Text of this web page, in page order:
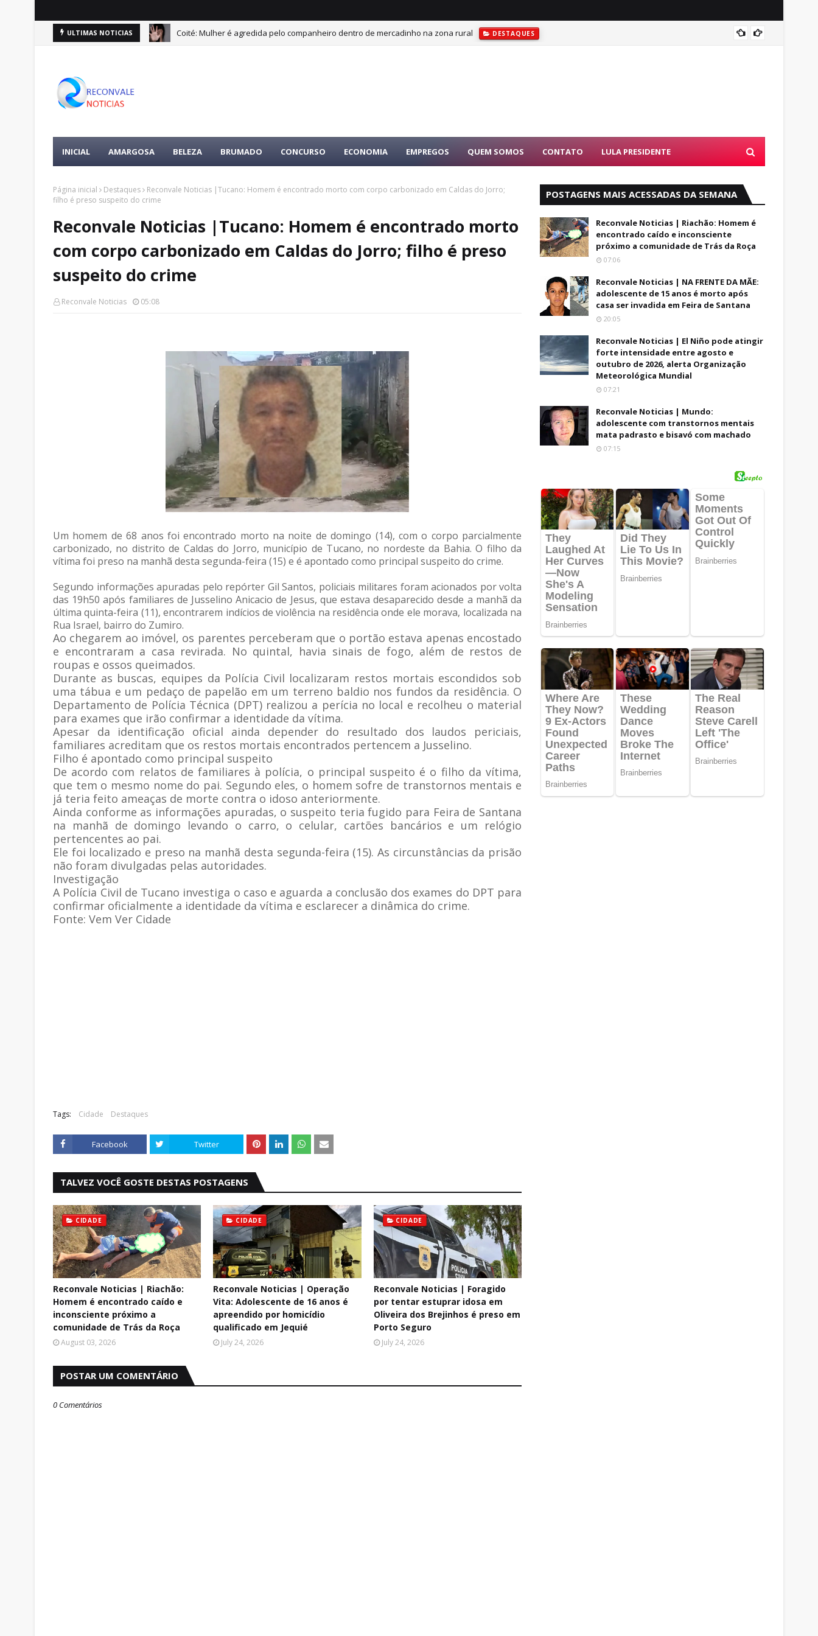
ULTIMAS NOTICIAS Coité: Mulher é agredida pelo companheiro dentro de mercadinho na zona rural DESTAQUES
INICIAL AMARGOSA BELEZA BRUMADO CONCURSO ECONOMIA EMPREGOS QUEM SOMOS CONTATO LULA PRESIDENTE
Página inicial Destaques
Reconvale Noticias |Tucano: Homem é encontrado morto com corpo carbonizado em Caldas do Jorro;
filho é preso suspeito do crime
Reconvale Noticias |Tucano: Homem é encontrado morto
com corpo carbonizado em Caldas do Jorro; filho é preso
suspeito do crime
Reconvale Noticias 05:08
Um homem de 68 anos foi encontrado morto na noite de domingo (14), com o corpo parcialmente
carbonizado, no distrito de Caldas do Jorro, município de Tucano, no nordeste da Bahia. O filho da
vítima foi preso na manhã desta segunda-feira (15) e é apontado como principal suspeito do crime.
Segundo informações apuradas pelo repórter Gil Santos, policiais militares foram acionados por volta
das 19h50 após familiares de Jusselino Anicacio de Jesus, que estava desaparecido desde a manhã da
última quinta-feira (11), encontrarem indícios de violência na residência onde ele morava, localizada na
Rua Israel, bairro do Zumiro.
Ao chegarem ao imóvel, os parentes perceberam que o portão estava apenas encostado
e encontraram a casa revirada. No quintal, havia sinais de fogo, além de restos de
roupas e ossos queimados.
Durante as buscas, equipes da Polícia Civil localizaram restos mortais escondidos sob
uma tábua e um pedaço de papelão em um terreno baldio nos fundos da residência. O
Departamento de Polícia Técnica (DPT) realizou a perícia no local e recolheu o material
para exames que irão confirmar a identidade da vítima.
Apesar da identificação oficial ainda depender do resultado dos laudos periciais,
familiares acreditam que os restos mortais encontrados pertencem a Jusselino.
Filho é apontado como principal suspeito
De acordo com relatos de familiares à polícia, o principal suspeito é o filho da vítima,
que tem o mesmo nome do pai. Segundo eles, o homem sofre de transtornos mentais e
já teria feito ameaças de morte contra o idoso anteriormente.
Ainda conforme as informações apuradas, o suspeito teria fugido para Feira de Santana
na manhã de domingo levando o carro, o celular, cartões bancários e um relógio
pertencentes ao pai.
Ele foi localizado e preso na manhã desta segunda-feira (15). As circunstâncias da prisão
não foram divulgadas pelas autoridades.
Investigação
A Polícia Civil de Tucano investiga o caso e aguarda a conclusão dos exames do DPT para
confirmar oficialmente a identidade da vítima e esclarecer a dinâmica do crime.
Fonte: Vem Ver Cidade
Tags: Cidade Destaques
Facebook Twitter
TALVEZ VOCÊ GOSTE DESTAS POSTAGENS
CIDADE
Reconvale Noticias | Riachão:
Homem é encontrado caído e
inconsciente próximo a
comunidade de Trás da Roça
August 03, 2026
CIDADE
Reconvale Noticias | Operação
Vita: Adolescente de 16 anos é
apreendido por homicídio
qualificado em Jequié
July 24, 2026
CIDADE
Reconvale Noticias | Foragido
por tentar estuprar idosa em
Oliveira dos Brejinhos é preso em
Porto Seguro
July 24, 2026
POSTAR UM COMENTÁRIO
0 Comentários
POSTAGENS MAIS ACESSADAS DA SEMANA
Reconvale Noticias | Riachão: Homem é
encontrado caído e inconsciente
próximo a comunidade de Trás da Roça
07:06
Reconvale Noticias | NA FRENTE DA MÃE:
adolescente de 15 anos é morto após
casa ser invadida em Feira de Santana
20:05
Reconvale Noticias | El Niño pode atingir
forte intensidade entre agosto e
outubro de 2026, alerta Organização
Meteorológica Mundial
07:21
Reconvale Noticias | Mundo:
adolescente com transtornos mentais
mata padrasto e bisavó com machado
07:15